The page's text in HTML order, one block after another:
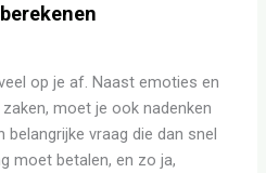
op je af. Naast emoties en
moet je ook nadenken
belangrijke vraag die dan snel
moet betalen, en zo ja,